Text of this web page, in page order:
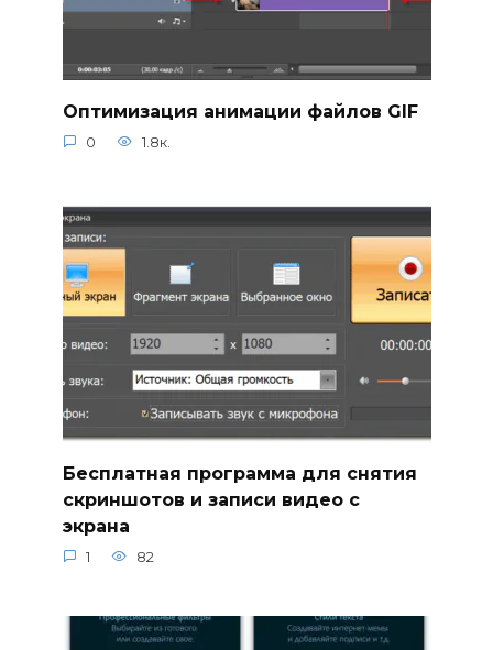
Оптимизация анимации файлов GIF
0 1.8к.
Бесплатная программа для снятия
скриншотов и записи видео с
экрана
1 82